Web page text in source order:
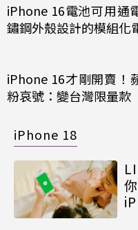
iPhone 16電池可用通
鏽鋼外殼設計的模組化
iPhone 16才剛開賣！
粉哀號：變台灣限量款
iPhone 18